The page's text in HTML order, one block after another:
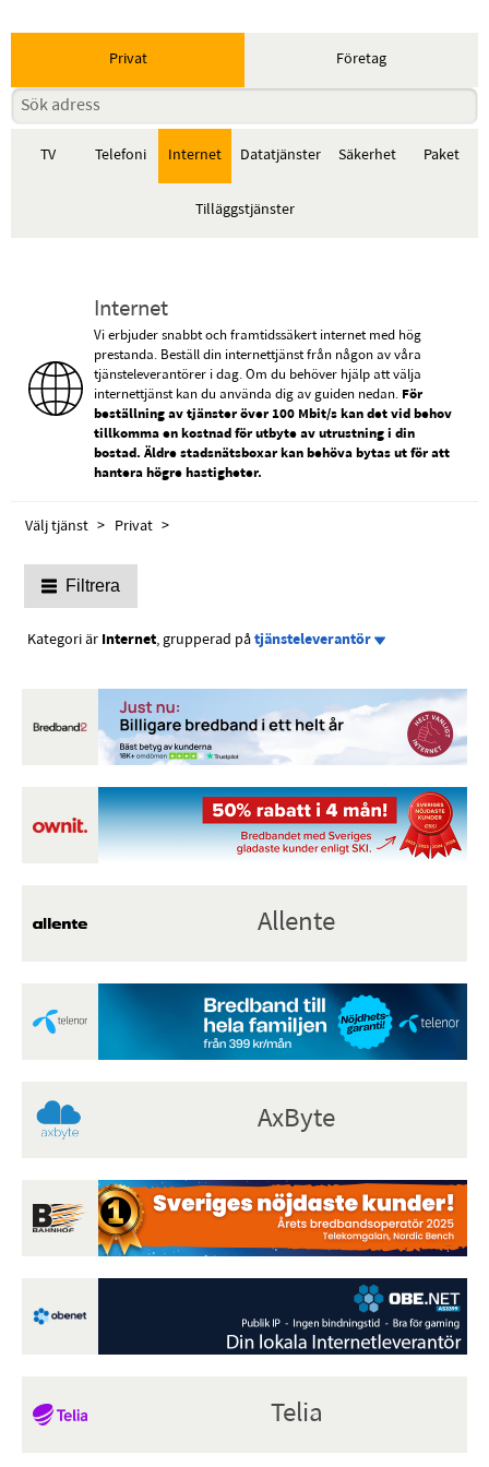
Privat Företag
TV Telefoni Internet Datatjänster Säkerhet Paket
Tilläggstjänster
Internet
Vi erbjuder snabbt och framtidssäkert internet med hög
prestanda. Beställ din internettjänst från någon av våra
tjänsteleverantörer i dag. Om du behöver hjälp att välja
internettjänst kan du använda dig av guiden nedan. För
beställning av tjänster över 100 Mbit/s kan det vid behov
tillkomma en kostnad för utbyte av utrustning i din
bostad. Äldre stadsnätsboxar kan behöva bytas ut för att
hantera högre hastigheter.
Välj tjänst Privat
Filtrera
Kategori är Internet, grupperad på tjänsteleverantör
Allente
AxByte
Telia